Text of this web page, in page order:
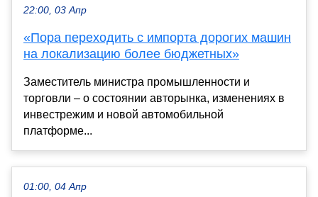
22:00, 03 Апр
«Пора переходить с импорта дорогих машин
на локализацию более бюджетных»
Заместитель министра промышленности и
торговли – о состоянии авторынка, изменениях в
инвестрежим и новой автомобильной
платформе...
01:00, 04 Апр